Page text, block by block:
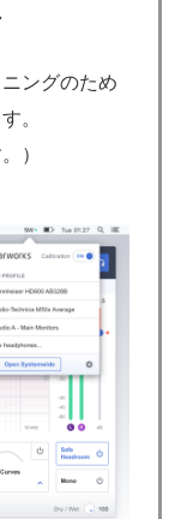
ングのため
。
）